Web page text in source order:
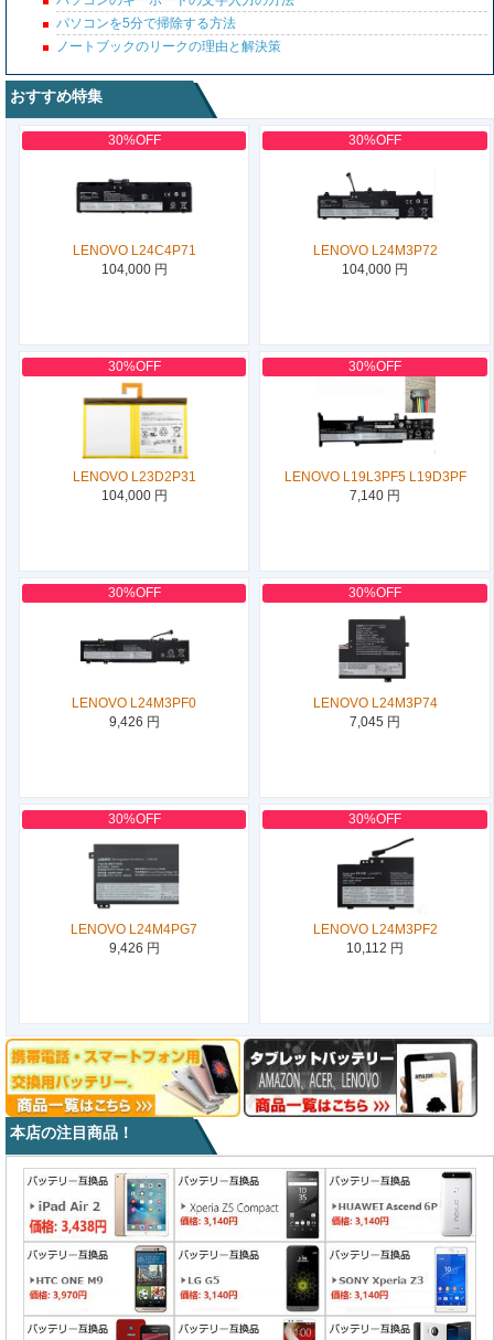
パソコンを5分で掃除する方法
ノートブックのリークの理由と解決策
おすすめ特集
30%OFF
LENOVO L24C4P71
104,000 円
30%OFF
LENOVO L24M3P72
104,000 円
30%OFF
LENOVO L23D2P31
104,000 円
30%OFF
LENOVO L19L3PF5 L19D3PF
7,140 円
30%OFF
LENOVO L24M3PF0
9,426 円
30%OFF
LENOVO L24M3P74
7,045 円
30%OFF
LENOVO L24M4PG7
9,426 円
30%OFF
LENOVO L24M3PF2
10,112 円
本店の注目商品！